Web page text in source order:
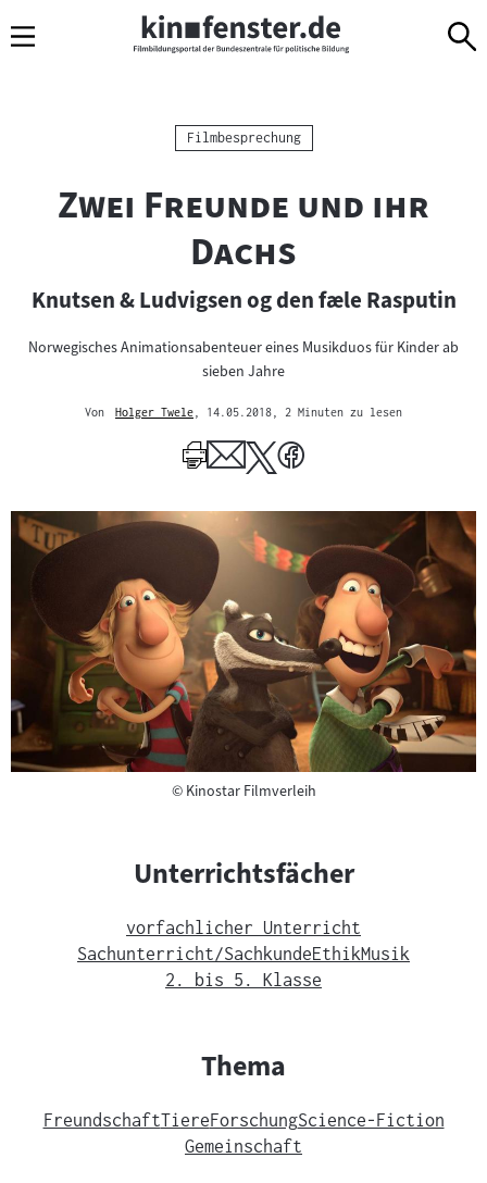
Navigation
zum
zur
Kategorie:
Filmbesprechung
"
Zwei Freunde und ihr
Dachs
Knutsen & Ludvigsen og den fæle Rasputin
Norwegisches Animationsabenteuer eines Musikduos für Kinder ab
sieben Jahre
Von
Holger Twele
Author
, 14.05.2018 , 2 Minuten zu lesen
©Copyright
Kinostar Filmverleih
Unterrichtsfächer
vorfachlicher Unterricht
Sachunterricht/SachkundeEthikMusik
2. bis 5. Klasse
Thema
FreundschaftTiereForschungScience-Fiction
Gemeinschaft